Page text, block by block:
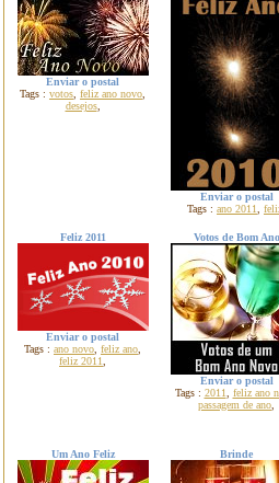
Enviar o postal
Tags : votos feliz ano novo
desejos,
Enviar o postal
Tags : ano 2011
Feliz 2011
Enviar o postal
Tags : ano novo feliz ano
feliz 2011
Votos de Bom Ano
Enviar o postal
Tags : 2011
feliz ano
passagem de ano
Um Ano Feliz Brinde